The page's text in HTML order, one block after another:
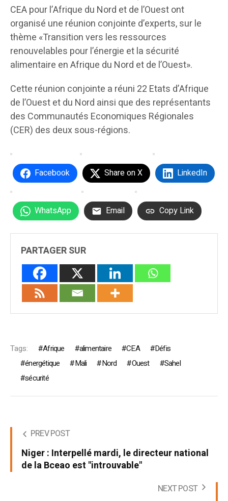
CEA pour l’Afrique du Nord et de l’Ouest ont
organisé une réunion conjointe d’experts, sur le
thème «Transition vers les ressources
renouvelables pour l’énergie et la sécurité
alimentaire en Afrique du Nord et de l’Ouest».
Cette réunion conjointe a réuni 22 Etats d’Afrique
de l’Ouest et du Nord ainsi que des représentants
des Communautés Economiques Régionales
(CER) des deux sous-régions.
Facebook Share on X LinkedIn
WhatsApp Email Copy Link
PARTAGER SUR
Tags: Afrique alimentaire CEA
Défis
énergétique
Mali Nord Ouest
Sahel
sécurité
PREV POST
Niger : Interpellé mardi, le directeur national
de la Bceao est "introuvable"
NEXT POST